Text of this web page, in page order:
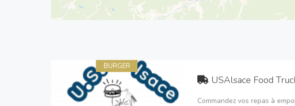
BURGER
USAlsace Food
Commandez vos repas à